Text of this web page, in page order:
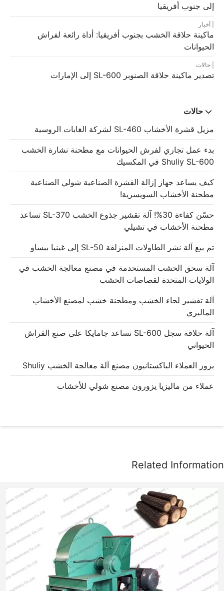
إلى جنوب أفريقيا
أخبار
ماكينة حلاقة الخشب بجنوب أفريقيا: أداة رائعة لفراش
الحيوانات
حالات
تصدير ماكينة حلاقة الصنوبر SL-600 إلى الإمارات
حالات
مزيل قشرة الأخشاب SL-460 لشركة الغابات الروسية
بدء عمل تجاري لفرش الحيوانات مع مطحنة نشارة الخشب
Shuliy SL-600 في المكسيك
كيف يساعد جهاز إزالة القشرة الصناعية شولي الصناعية
مطحنة الأخشاب السويسرية!
حسّن كفاءة 30%! آلة تقشير جذوع الخشب SL-370 تساعد
مطحنة الأخشاب في تشيلي
تم بيع آلة نشر الطاولات المنزلقة SL-50 إلى غينيا بيساو
آلة سحق الخشب المستخدمة في مصنع معالجة الخشب في
الولايات المتحدة لقصاصات الخشب
آلة تقشير لحاء الخشب ومطحنة خشب لمصنع الأخشاب
الماليزي
آلة حلاقة سجل SL-600 تساعد جامايكا على صنع الفراش
الحيواني
يزور العملاء الباكستانيون مصنع آلة معالجة الخشب Shuliy
عملاء من ماليزيا يزورون مصنع شولي للأخشاب